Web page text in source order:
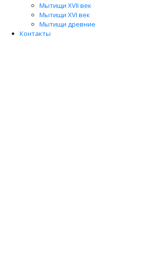
Мытищи XVII век
Мытищи XVI век
Мытищи древние
Контакты